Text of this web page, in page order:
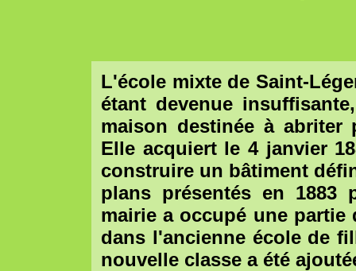
L'école mixte de Saint-
étant devenue
maison destinée à abriter
Elle acquiert le 4 janvier
construire un bâtiment
plans présentés en 1883
mairie a occupé une
dans l'ancienne école de
nouvelle classe a été